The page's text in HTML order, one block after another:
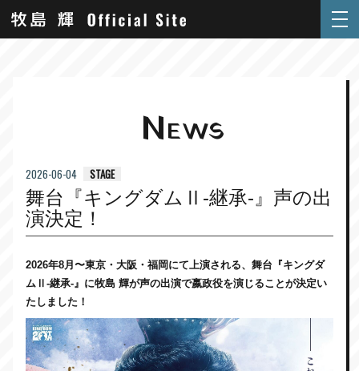
NEWS
2026-06-04 STAGE
舞台『キングダムⅡ-継承-』声の出
演決定！
2026年8月〜東京・大阪・福岡にて上演される、舞台『キングダ
ムⅡ-継承-』に牧島 輝が声の出演で嬴政役を演じることが決定い
たしました！